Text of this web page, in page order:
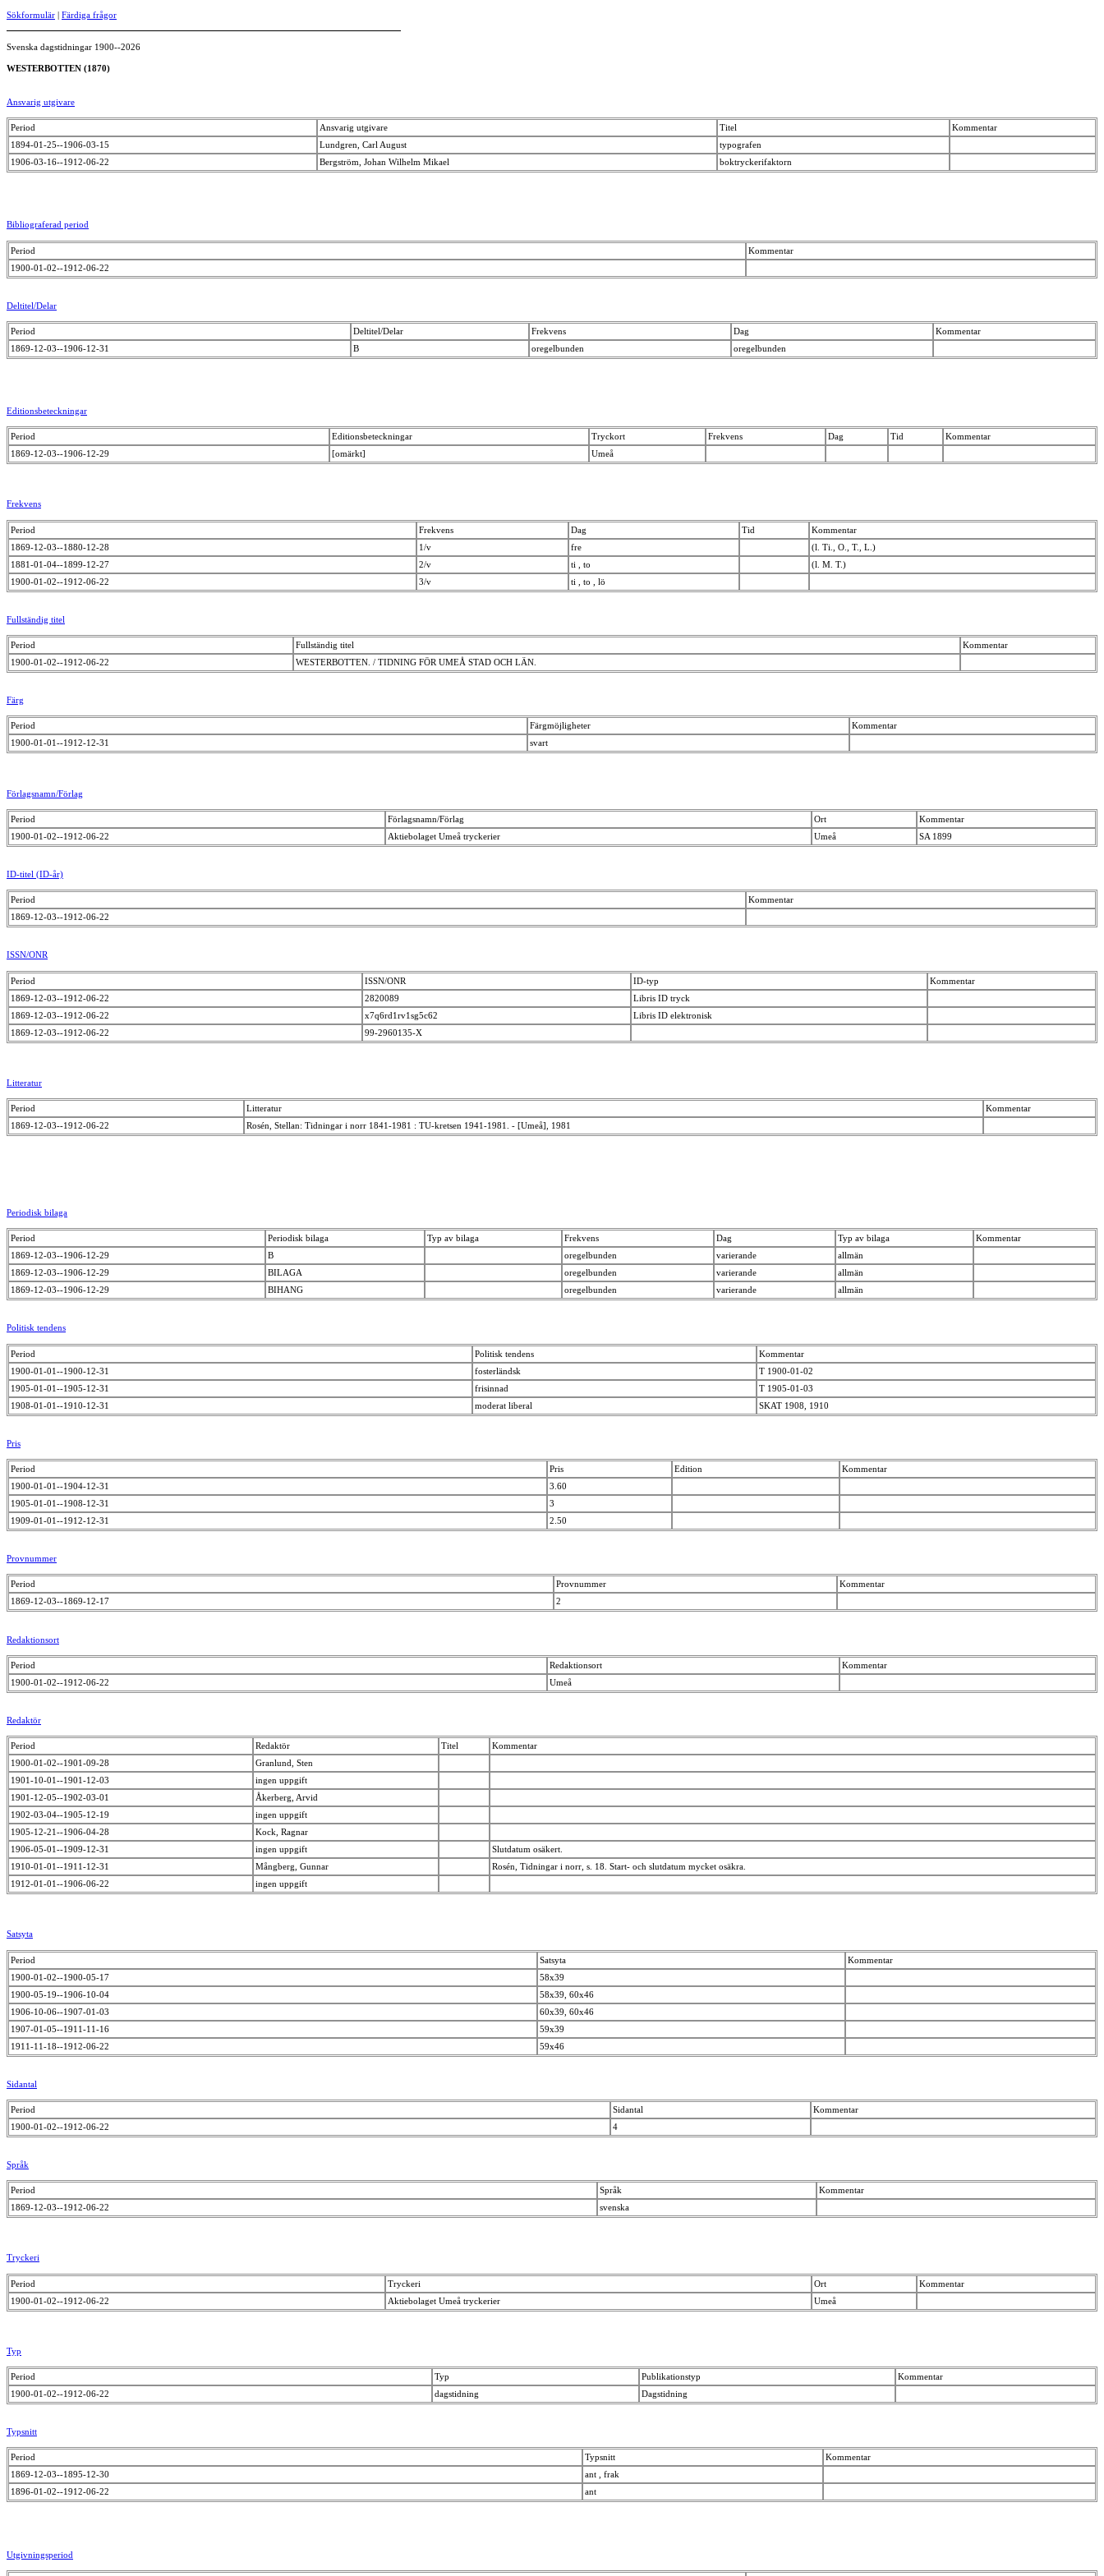
Sökformulär | Färdiga frågor
Svenska dagstidningar 1900--2026
WESTERBOTTEN (1870)
Ansvarig utgivare
Period Ansvarig utgivare Titel
Kommentar
1894-01-25--1906-03-15
Lundgren, Carl August
typografen
1906-03-16--1912-06-22
Bergström, Johan Wilhelm Mikael boktryckerifaktorn
Bibliograferad period
Period
Kommentar
1900-01-02--1912-06-22
Deltitel/Delar
Period Deltitel/Delar Frekvens Dag
Kommentar
1869-12-03--1906-12-31
B oregelbunden oregelbunden
Editionsbeteckningar
Period Editionsbeteckningar Tryckort Frekvens Dag Tid
Kommentar
1869-12-03--1906-12-29
[omärkt] Umeå
Frekvens
Period Frekvens Dag Tid
Kommentar
1869-12-03--1880-12-28
1/v fre
(l. Ti., O., T., L.)
1881-01-04--1899-12-27
2/v ti , to
(l. M. T.)
1900-01-02--1912-06-22
3/v ti , to , lö
Fullständig titel
Period Fullständig titel
Kommentar
1900-01-02--1912-06-22
WESTERBOTTEN. / TIDNING FÖR UMEÅ STAD OCH LÄN.
Färg
Period Färgmöjligheter
Kommentar
1900-01-01--1912-12-31
svart
Förlagsnamn/Förlag
Period Förlagsnamn/Förlag Ort
Kommentar
1900-01-02--1912-06-22
Aktiebolaget Umeå tryckerier Umeå SA 1899
ID-titel (ID-år)
Period
Kommentar
1869-12-03--1912-06-22
ISSN/ONR
Period ISSN/ONR ID-typ
Kommentar
1869-12-03--1912-06-22
2820089
Libris ID tryck
1869-12-03--1912-06-22
x7q6rd1rv1sg5c62
Libris ID elektronisk
1869-12-03--1912-06-22
99-2960135-X
Litteratur
Period Litteratur
Kommentar
1869-12-03--1912-06-22
Rosén, Stellan: Tidningar i norr 1841-1981 : TU-kretsen 1941-1981. - [Umeå], 1981
Periodisk bilaga
Period Periodisk bilaga Typ av bilaga Frekvens Dag Typ av bilaga
Kommentar
1869-12-03--1906-12-29
B oregelbunden varierande
allmän
1869-12-03--1906-12-29
BILAGA oregelbunden varierande
allmän
1869-12-03--1906-12-29
BIHANG oregelbunden varierande allmän
Politisk tendens
Period Politisk tendens
Kommentar
1900-01-01--1900-12-31
fosterländsk
T 1900-01-02
1905-01-01--1905-12-31
frisinnad
T 1905-01-03
1908-01-01--1910-12-31
moderat liberal SKAT 1908, 1910
Pris
Period Pris Edition
Kommentar
1900-01-01--1904-12-31
3.60
1905-01-01--1908-12-31
3
1909-01-01--1912-12-31
2.50
Provnummer
Period Provnummer
Kommentar
1869-12-03--1869-12-17
2
Redaktionsort
Period Redaktionsort
Kommentar
1900-01-02--1912-06-22
Umeå
Redaktör
Period Redaktör Titel
Kommentar
1900-01-02--1901-09-28
Granlund, Sten
1901-10-01--1901-12-03
ingen uppgift
1901-12-05--1902-03-01
Åkerberg, Arvid
1902-03-04--1905-12-19
ingen uppgift
1905-12-21--1906-04-28
Kock, Ragnar
1906-05-01--1909-12-31
ingen uppgift
Slutdatum osäkert.
1910-01-01--1911-12-31
Mångberg, Gunnar
Rosén, Tidningar i norr, s. 18. Start- och slutdatum mycket osäkra.
1912-01-01--1906-06-22
ingen uppgift
Satsyta
Period Satsyta
Kommentar
1900-01-02--1900-05-17
58x39
1900-05-19--1906-10-04
58x39, 60x46
1906-10-06--1907-01-03
60x39, 60x46
1907-01-05--1911-11-16
59x39
1911-11-18--1912-06-22
59x46
Sidantal
Period Sidantal
Kommentar
1900-01-02--1912-06-22
4
Språk
Period Språk
Kommentar
1869-12-03--1912-06-22
svenska
Tryckeri
Period Tryckeri Ort
Kommentar
1900-01-02--1912-06-22
Aktiebolaget Umeå tryckerier Umeå
Typ
Period Typ Publikationstyp
Kommentar
1900-01-02--1912-06-22
dagstidning Dagstidning
Typsnitt
Period Typsnitt
Kommentar
1869-12-03--1895-12-30
ant , frak
1896-01-02--1912-06-22
ant
Utgivningsperiod